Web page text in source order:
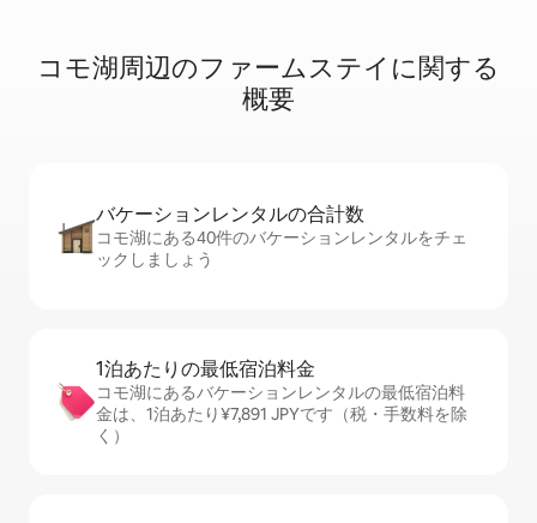
コモ湖周辺のフ⁠ァ⁠ー⁠ム⁠ス⁠テ⁠イ⁠に関⁠す⁠る
概⁠要
バケーションレ⁠ン⁠タ⁠ル⁠の合⁠計⁠数
コモ湖にある40件のバケーションレンタルをチェ
ックしましょう
1泊あたりの最⁠低⁠宿⁠泊⁠料⁠金
コモ湖にあるバケーションレンタルの最低宿泊料
金は、1泊あたり¥7,891 JPYです（税・手数料を除
く）